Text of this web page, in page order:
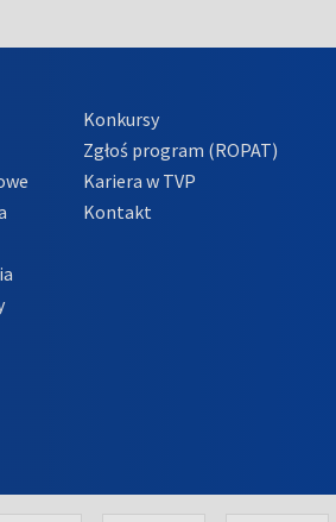
Konkursy
Zgłoś program (ROPAT)
Kariera w TVP
Kontakt